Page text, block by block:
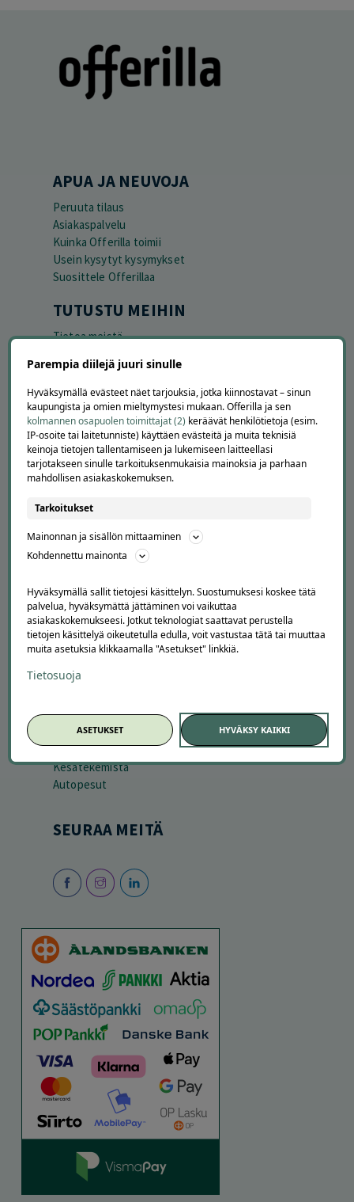
APUA JA NEUVOJA
Peruuta tilaus
Asiakaspalvelu
Kuinka Offerilla toimii
Usein kysytyt kysymykset
Suosittele Offerillaa
TUTUSTU MEIHIN
Tietoa meistä
Tilaa uutiskirje
Avoimet työpaikat
Offerilla mediassa
YRITYKSILLE
Markkinoi Offerillassa
Vaikuttajayhteistyö
Partneriportaali
LATAA APPI
Suosituimmat tarjoukset
Uusimmat tarjoukset
Kesätekemistä
Autopesut
SEURAA MEITÄ
Parempia diilejä juuri sinulle
Hyväksymällä evästeet näet tarjouksia, jotka kiinnostavat – sinun
kaupungista ja omien mieltymystesi mukaan. Offerilla ja sen
kolmannen osapuolen toimittajat (2) keräävät henkilötietoja (esim.
IP-osoite tai laitetunniste) käyttäen evästeitä ja muita teknisiä
keinoja tietojen tallentamiseen ja lukemiseen laitteellasi
tarjotakseen sinulle tarkoituksenmukaisia mainoksia ja parhaan
mahdollisen asiakaskokemuksen.
Tarkoitukset
Mainonnan ja sisällön mittaaminen
Kohdennettu mainonta
Hyväksymällä sallit tietojesi käsittelyn. Suostumuksesi koskee tätä
palvelua, hyväksymättä jättäminen voi vaikuttaa
asiakaskokemukseesi. Jotkut teknologiat saattavat perustella
tietojen käsittelyä oikeutetulla edulla, voit vastustaa tätä tai muuttaa
muita asetuksia klikkaamalla "Asetukset" linkkiä.
Tietosuoja
ASETUKSET HYVÄKSY KAIKKI